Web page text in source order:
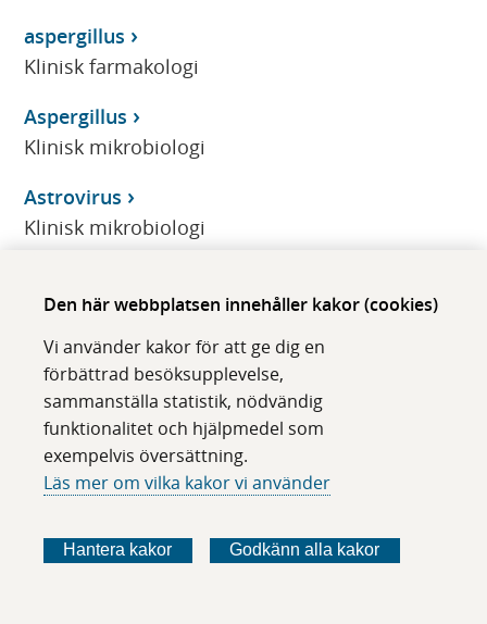
Den här webbplatsen innehåller kakor (cookies)
Vi använder kakor för att ge dig en
förbättrad besöksupplevelse,
sammanställa statistik, nödvändig
funktionalitet och hjälpmedel som
exempelvis översättning.
Läs mer om vilka kakor vi använder
Hantera kakor Godkänn alla kakor
aspergillus
Klinisk farmakologi
Aspergillus
Klinisk mikrobiologi
Astrovirus
Klinisk mikrobiologi
Klinisk immunologi/transfusionsmedicin
Atazanavir, P-/S-
Klinisk farmakologi
ATI
Klinisk immunologi/transfusionsmedicin
Klinisk farmakologi